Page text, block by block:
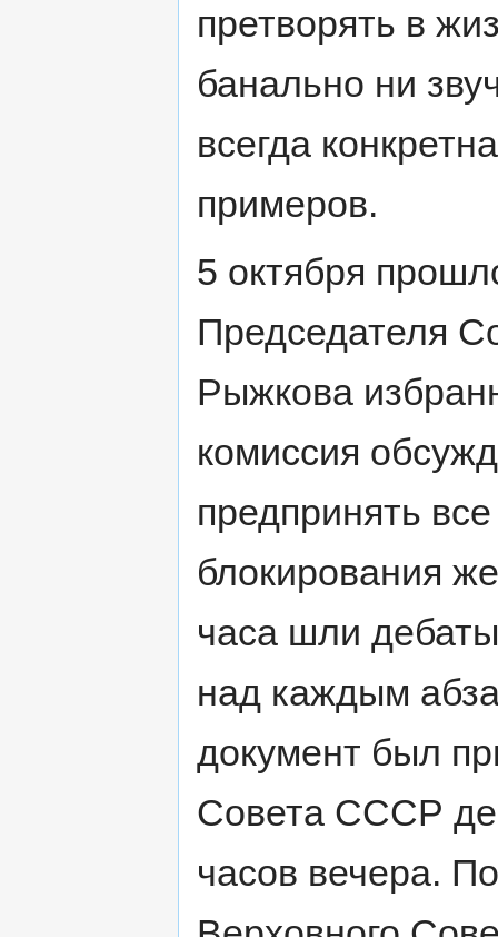
претворять в
банально ни
всегда
примеров.
5 октября
Председателя
Рыжкова
комиссия
предпринять
блокирования
часа шли
над каждым
документ был
Совета СССР
часов вечера.